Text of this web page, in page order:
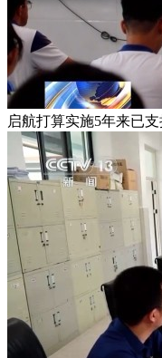
启航打算实施5年来已